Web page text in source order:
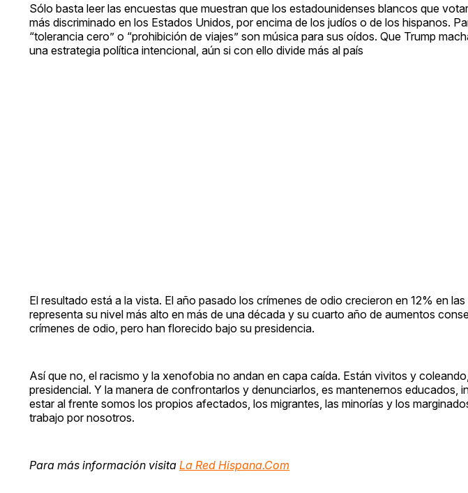
Sólo basta leer las encuestas que muestran que los estadounidenses blancos que
más discriminado en los Estados Unidos, por encima de los judíos o de los hispanos.
“tolerancia cero” o “prohibición de viajes” son música para sus oídos. Que Trump
una estrategia política intencional, aún si con ello divide más al país
El resultado está a la vista. El año pasado los crímenes de odio crecieron en 12% en
representa su nivel más alto en más de una década y su cuarto año de aumentos
crímenes de odio, pero han florecido bajo su presidencia.
Así que no, el racismo y la xenofobia no andan en capa caída. Están vivitos y
presidencial. Y la manera de confrontarlos y denunciarlos, es mantenernos educados,
estar al frente somos los propios afectados, los migrantes, las minorías y los
trabajo por nosotros.
Para más información visita La Red Hispana.Com